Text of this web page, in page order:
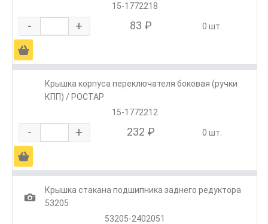
15-1772218
- + 83 ₽ 0 шт.
Ä
Крышка корпуса переключателя боковая (ручки
КПП) / РОСТАР
15-1772212
- + 232 ₽ 0 шт.
Ä
1
Крышка стакана подшипника заднего редуктора
53205
53205-2402051